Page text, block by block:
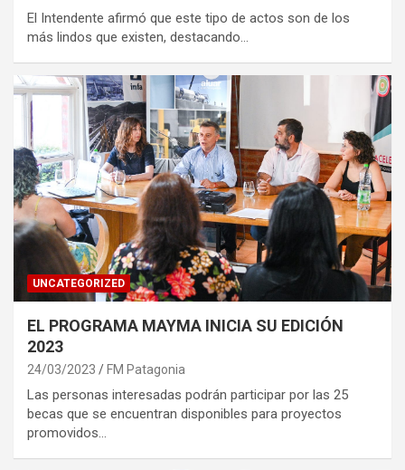
El Intendente afirmó que este tipo de actos son de los
más lindos que existen, destacando…
UNCATEGORIZED
EL PROGRAMA MAYMA INICIA SU EDICIÓN
2023
24/03/2023 FM Patagonia
Las personas interesadas podrán participar por las 25
becas que se encuentran disponibles para proyectos
promovidos…